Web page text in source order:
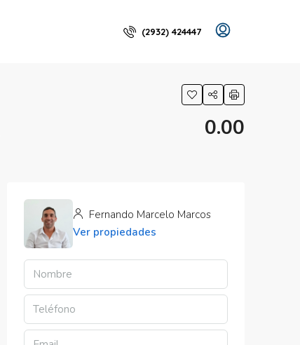
(2932) 424447
0.00
Fernando Marcelo Marcos
Ver propiedades